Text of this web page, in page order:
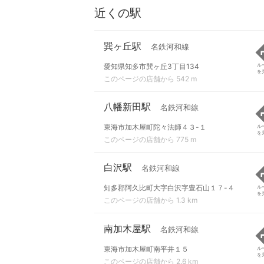
近くの駅
巽ヶ丘駅 名鉄河和線
愛知県知多市巽ヶ丘3丁目134
このページの店舗から 542 m
ル
を
八幡新田駅 名鉄河和線
東海市加木屋町陀々法師４３-１
このページの店舗から 775 m
ル
を
白沢駅 名鉄河和線
知多郡阿久比町大字白沢字豊石山１７-４
このページの店舗から 1.3 km
ル
を
南加木屋駅 名鉄河和線
東海市加木屋町南平井１５
このページの店舗から 2.6 km
ル
を